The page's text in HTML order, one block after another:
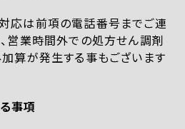
応は前項の電話番号までご連
営業時間外での処方せん調剤
算が発生する事もございます
事項